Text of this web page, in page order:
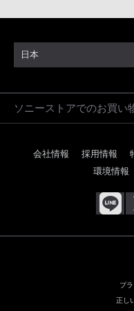
日本
ソニーストアでのお買い
会社情報 採用情報
環境情報
プ
正し